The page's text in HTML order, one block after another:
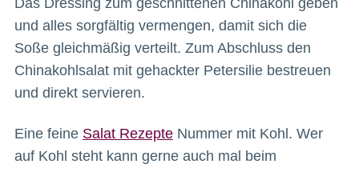
und alles sorgfältig vermengen, damit sich die
Soße gleichmäßig verteilt. Zum Abschluss den
Chinakohlsalat mit gehackter Petersilie bestreuen
und direkt servieren.
Eine feine Salat RezepteNummer mit Kohl. Wer
auf Kohl steht kann gerne auch mal beim